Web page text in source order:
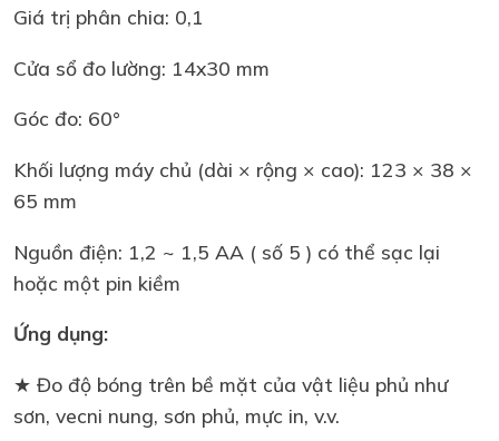
Giá trị phân chia: 0,1
Cửa sổ đo lường: 14x30 mm
Góc đo: 60°
Khối lượng máy chủ (dài × rộng × cao): 123 × 38 ×
65 mm
Nguồn điện: 1,2 ~ 1,5 AA ( số 5 ) có thể sạc lại
hoặc một pin kiềm
Ứng dụng:
★ Đo độ bóng trên bề mặt của vật liệu phủ như
sơn, vecni nung, sơn phủ, mực in, v.v.